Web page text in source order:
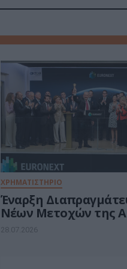
ΧΡΗΜΑΤΙΣΤΗΡΙΟ
Έναρξη
Νέων Μετοχών της
28.07.2026